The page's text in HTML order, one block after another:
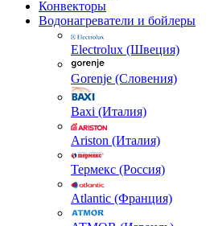
Конвекторы
Водонагреватели и бойлеры
Electrolux (Швеция)
Gorenje (Словения)
Baxi (Италия)
Ariston (Италия)
Термекс (Россия)
Atlantic (Франция)